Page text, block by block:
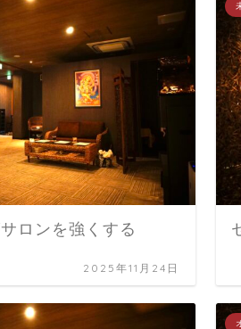
ロンを強くする
2025年11月24日